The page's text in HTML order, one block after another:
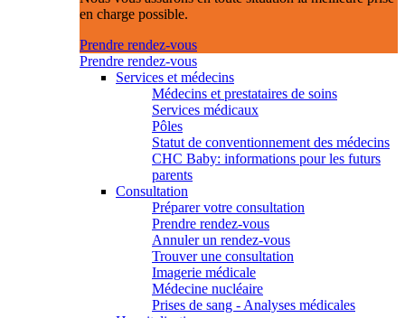
en charge possible.
Prendre rendez-vous
Prendre rendez-vous
Services et médecins
Médecins et prestataires de soins
Services médicaux
Pôles
Statut de conventionnement des médecins
CHC Baby: informations pour les futurs
parents
Consultation
Préparer votre consultation
Prendre rendez-vous
Annuler un rendez-vous
Trouver une consultation
Imagerie médicale
Médecine nucléaire
Prises de sang - Analyses médicales